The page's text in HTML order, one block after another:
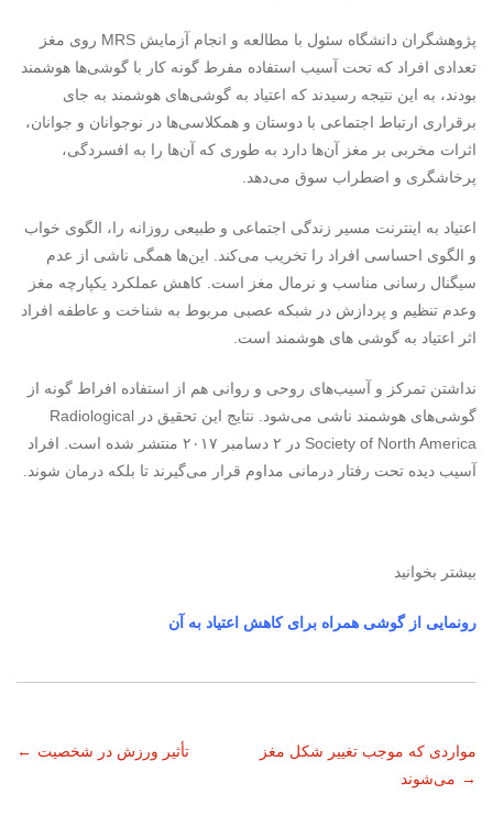
پژوهشگران دانشگاه سئول با مطالعه و انجام آزمایش MRS روی مغز
تعدادی افراد که تحت آسیب استفاده مفرط گونه کار با گوشی‌ها هوشمند
بودند، به این نتیجه رسیدند که اعتیاد به گوشی‌های هوشمند به جای
برقراری ارتباط اجتماعی با دوستان و همکلاسی‌ها در نوجوانان و جوانان،
اثرات مخربی بر مغز آن‌ها دارد به طوری که آن‌ها را به افسردگی،
پرخاشگری و اضطراب سوق می‌دهد.
اعتیاد به اینترنت مسیر زندگی اجتماعی و طبیعی روزانه را، الگوی خواب
و الگوی احساسی افراد را تخریب می‌کند. این‌ها همگی ناشی از عدم
سیگنال رسانی مناسب و نرمال مغز است. کاهش عملکرد یکپارچه مغز
وعدم تنظیم و پردازش در شبکه عصبی مربوط به شناخت و عاطفه افراد
اثر اعتیاد به گوشی ها‌ی هوشمند است.
نداشتن تمرکز و آسیب‌های روحی و روانی هم از استفاده افراط گونه از
گوشی‌های هوشمند ناشی می‌شود. نتایج این تحقیق در Radiological
Society of North America در ۲ دسامبر ۲۰۱۷ منتشر شده است. افراد
آسیب دیده تحت رفتار درمانی مداوم قرار می‌گیرند تا بلکه درمان شوند.
بیشتر بخوانید
رونمایی از گوشی همراه برای کاهش اعتیاد به آن
ناوبری
نوشته
← تأثیر ورزش در شخصیت
مواردی که موجب تغییر شکل مغز
می‌شوند →